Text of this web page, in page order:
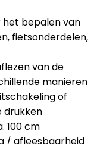
bepalen van
fietsonderdelen,
van de
manieren
of
drukken
100 cm